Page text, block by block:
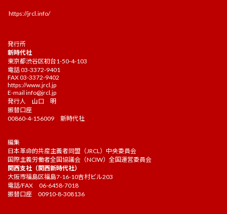
https://jrcl.info/
発行所
新時代社
東京都渋谷区初台1-50-4-103
電話 03-3372-9401
FAX 03-3372-9402
https://www.jrcl.jp
E-mail info@jrcl.jp
発行人 山口 明
振替口座
00860-4-156009 新時代社
編集
日本革命的共産主義者同盟（JRCL）中央委員会
国際主義労働者全国協議会（NCIW）全国運営委員会
関西支社（関西新時代社）
大阪市福島区福島7-16-10吉村ビル203
電話/FAX 06-6458-7018
振替口座 00910-8-308136